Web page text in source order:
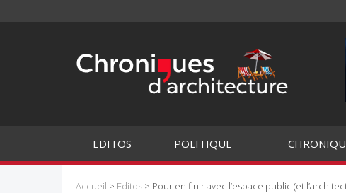
EDITOS POLITIQUE
Accueil > Editos > Pour en finir avec l’espace public (et